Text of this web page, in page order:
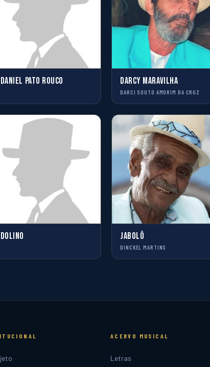
DANIEL PATO ROUCO DARCY MARAVILHA
DARCI SOUTO AMORIM DA CRUZ
DOLINO JABOLÔ
DINCKEL MARTINS
ACERVO MUSICAL
Letras